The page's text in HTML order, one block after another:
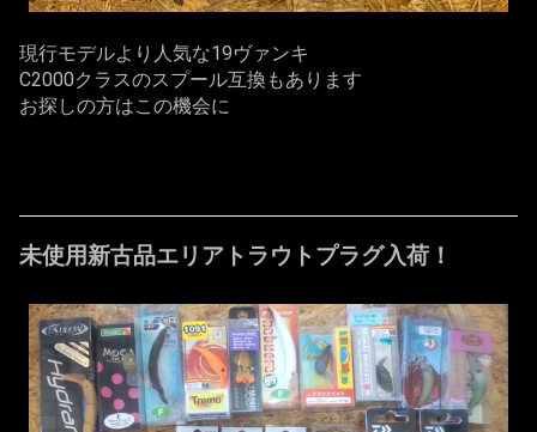
現行モデルより人気な19ヴァンキ
C2000クラスのスプール互換もあります
お探しの方はこの機会に
未使用新古品エリアトラウトプラグ入荷！